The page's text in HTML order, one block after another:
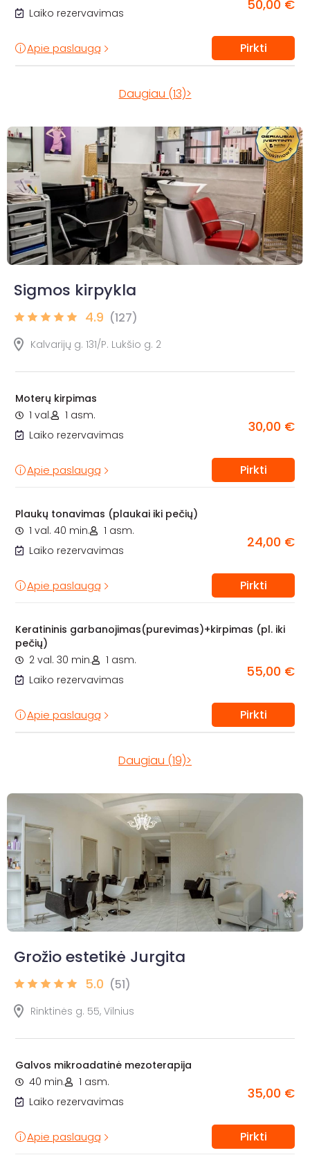
Laiko rezervavimas
50,00 €
Apie paslaugą Pirkti
Daugiau (13)>
Sigmos kirpykla
4.9 (127)
Kalvarijų g. 131/P. Lukšio g. 2
Moterų kirpimas
1 val.
1 asm.
Laiko rezervavimas
30,00 €
Apie paslaugą Pirkti
Plaukų tonavimas (plaukai iki pečių)
1 val. 40 min.
1 asm.
Laiko rezervavimas
24,00 €
Apie paslaugą Pirkti
Keratininis garbanojimas(purevimas)+kirpimas (pl. iki
pečių)
2 val. 30 min.
1 asm.
Laiko rezervavimas
55,00 €
Apie paslaugą Pirkti
Daugiau (19)>
Grožio estetikė Jurgita
5.0 (51)
Rinktinės g. 55, Vilnius
Galvos mikroadatinė mezoterapija
40 min.
1 asm.
Laiko rezervavimas
35,00 €
Apie paslaugą Pirkti